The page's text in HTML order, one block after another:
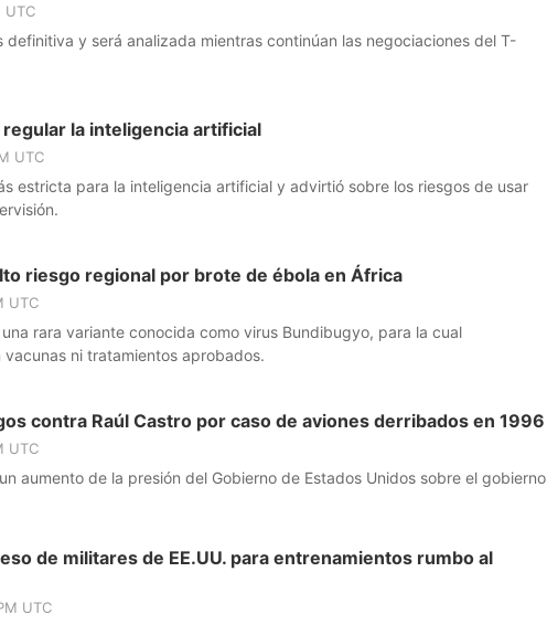
UTC
definitiva y será analizada mientras continúan las negociaciones del T-
regular la inteligencia artificial
UTC
estricta para la inteligencia artificial y advirtió sobre los riesgos de usar
riesgo regional por brote de ébola en África
UTC
rara variante conocida como virus Bundibugyo, para la cual
ni tratamientos aprobados.
contra Raúl Castro por caso de aviones derribados en 1996
UTC
aumento de la presión del Gobierno de Estados Unidos sobre el gobierno
de militares de EE.UU. para entrenamientos rumbo al
UTC